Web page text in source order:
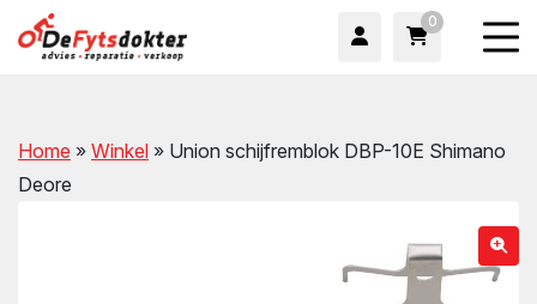
0
Home » Winkel » Union schijfremblok DBP-10E Shimano
Deore